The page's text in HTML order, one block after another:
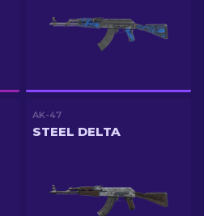
AK-47
STEEL DELTA